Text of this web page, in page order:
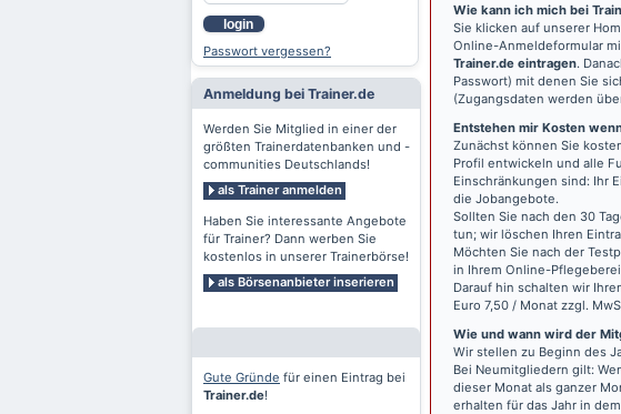
login
Passwort vergessen?
Anmeldung bei Trainer.de
Werden Sie Mitglied in einer der
größten Trainerdatenbanken und -
communities Deutschlands!
als Trainer anmelden
Haben Sie interessante Angebote
für Trainer? Dann werben Sie
kostenlos in unserer Trainerbörse!
als Börsenanbieter inserieren
Gute Gründe für einen Eintrag bei
Trainer.de!
Wie kann ich mich bei
Sie klicken auf unserer
Online-Anmeldeformular
Trainer.de eintragen.
Passwort) mit denen Sie
(Zugangsdaten werden
Entstehen mir Kosten
Zunächst können Sie
Profil entwickeln und alle
Einschränkungen sind: Ihr
die Jobangebote.
Sollten Sie nach den 30
tun; wir löschen Ihren
Möchten Sie nach der
in Ihrem Online-
Darauf hin schalten wir
Euro 7,50 / Monat zzgl.
Wie und wann wird der
Wir stellen zu Beginn des
Bei Neumitgliedern gilt:
dieser Monat als ganzer
erhalten für das Jahr in